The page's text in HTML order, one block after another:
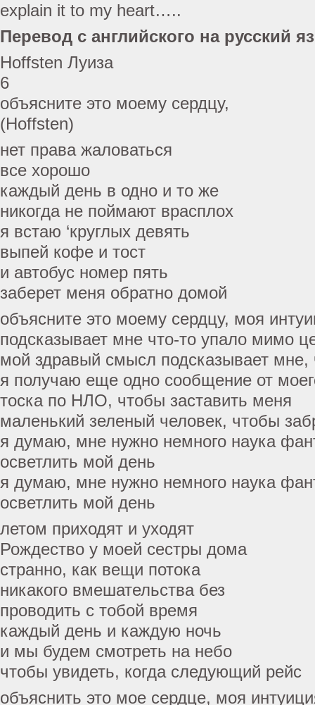
explain it to my heart…..
Перевод с английского на русский
Hoffsten Луиза
6
объясните это моему сердцу,
(Hoffsten)
нет права жаловаться
все хорошо
каждый день в одно и то же
никогда не поймают врасплох
я встаю ‘круглых девять
выпей кофе и тост
и автобус номер пять
заберет меня обратно домой
объясните это моему сердцу, моя
подсказывает мне что-то упало мимо
мой здравый смысл подсказывает мне,
я получаю еще одно сообщение от
тоска по НЛО, чтобы заставить меня
маленький зеленый человек, чтобы
я думаю, мне нужно немного наука
осветлить мой день
я думаю, мне нужно немного наука
осветлить мой день
летом приходят и уходят
Рождество у моей сестры дома
странно, как вещи потока
никакого вмешательства без
проводить с тобой время
каждый день и каждую ночь
и мы будем смотреть на небо
чтобы увидеть, когда следующий рейс
объяснить это мое сердце, моя